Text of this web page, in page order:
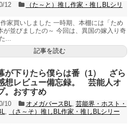
12
（た～と）推し作家・推しBLシリ
家買いしました 一時期、本棚には「ため
が並びましたの～ 今回は、異国の嫁入り奇
...
記事を読む
が下りたら僕らは番（1） ざら
レビュー備忘録。 芸能人オ
。おすすめ
10 オメガバースBL
芸能界・ホスト・
（さ～そ）推しBL作家・推しBLシリー